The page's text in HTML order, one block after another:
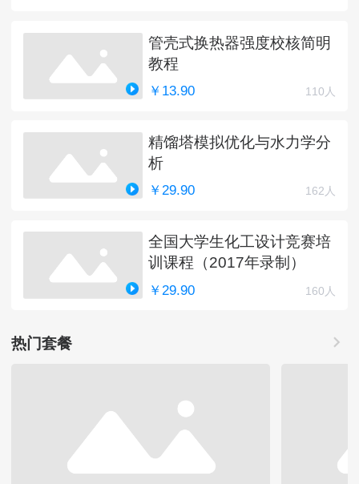
管壳式换热器强度校核简明
教程
￥13.90 110人
精馏塔模拟优化与水力学分
析
￥29.90 162人
全国大学生化工设计竞赛培
训课程（2017年录制）
￥29.90 160人
热门套餐